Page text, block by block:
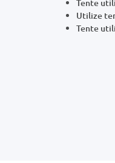
Tente
Utilize
Tente